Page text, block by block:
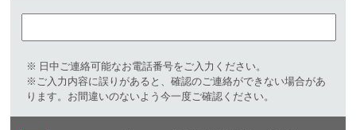
※ 日中ご連絡可能なお電話番号をご入力ください。​
※ご入力内容に誤りがあると、確認のご連絡ができない場合があ
ります。お間違いのないよう今一度ご確認ください。